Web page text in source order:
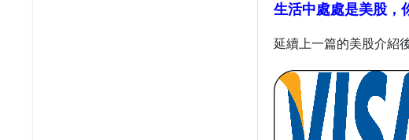
生活中處處是美股，
延續上一篇的美股介紹